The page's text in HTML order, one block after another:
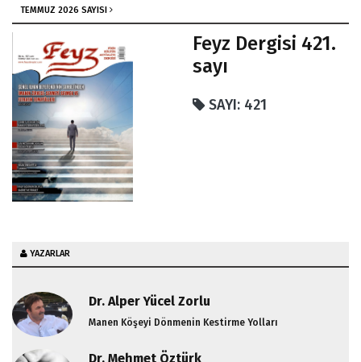
TEMMUZ 2026 SAYISI
Feyz Dergisi 421.
sayı
SAYI: 421
YAZARLAR
Dr. Alper Yücel Zorlu
Manen Köşeyi Dönmenin Kestirme Yolları
Dr. Mehmet Öztürk